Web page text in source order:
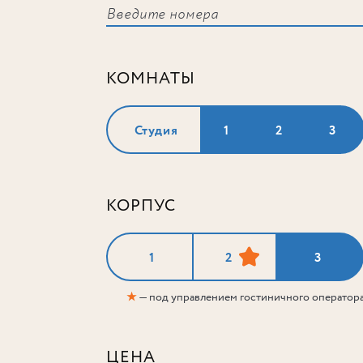
КОМНАТЫ
Студия 1 2 3
КОРПУС
1 2 3
★— под управлением гостиничного
ЦЕНА